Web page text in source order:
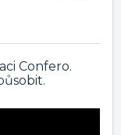
Confero.